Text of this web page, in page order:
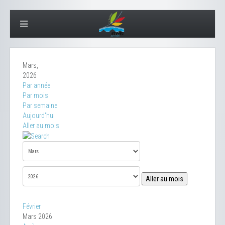
Mars,
2026
Par année
Par mois
Par semaine
Aujourd'hui
Aller au mois
Aller au mois
Février
Mars 2026